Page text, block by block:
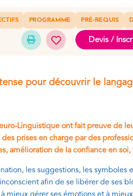
PROGRAMME PRÉ-REQUIS
Devis /
pour découvrir le
Linguistique ont fait preuve de
prises en charge par des
amélioration de la confiance en
les suggestions, les
afin de se libérer de ses
mieux gérer ses émotions et à